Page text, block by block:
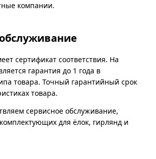
компании.
сертификат соответствия. На
гарантия до 1 года в
товара. Точный гарантийный срок
товара.
сервисное обслуживание,
для ёлок, гирлянд и